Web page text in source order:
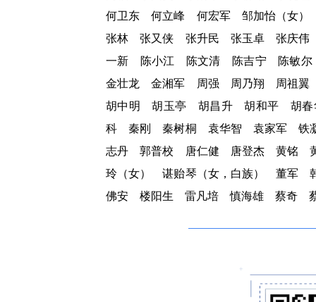
何卫东 何立峰 何宏军 邹加怡（女
张林 张又侠 张升民 张玉卓 张庆
一新 陈小江 陈文清 陈吉宁 陈敏
金壮龙 金湘军 周强 周乃翔 周祖
胡中明 胡玉亭 胡昌升 胡和平 胡
科 秦刚 秦树桐 袁华智 袁家军 铁
志丹 郭普校 唐仁健 唐登杰 黄铭
玲（女） 谌贻琴（女，白族） 董
佛安 楼阳生 雷凡培 慎海雄 蔡奇